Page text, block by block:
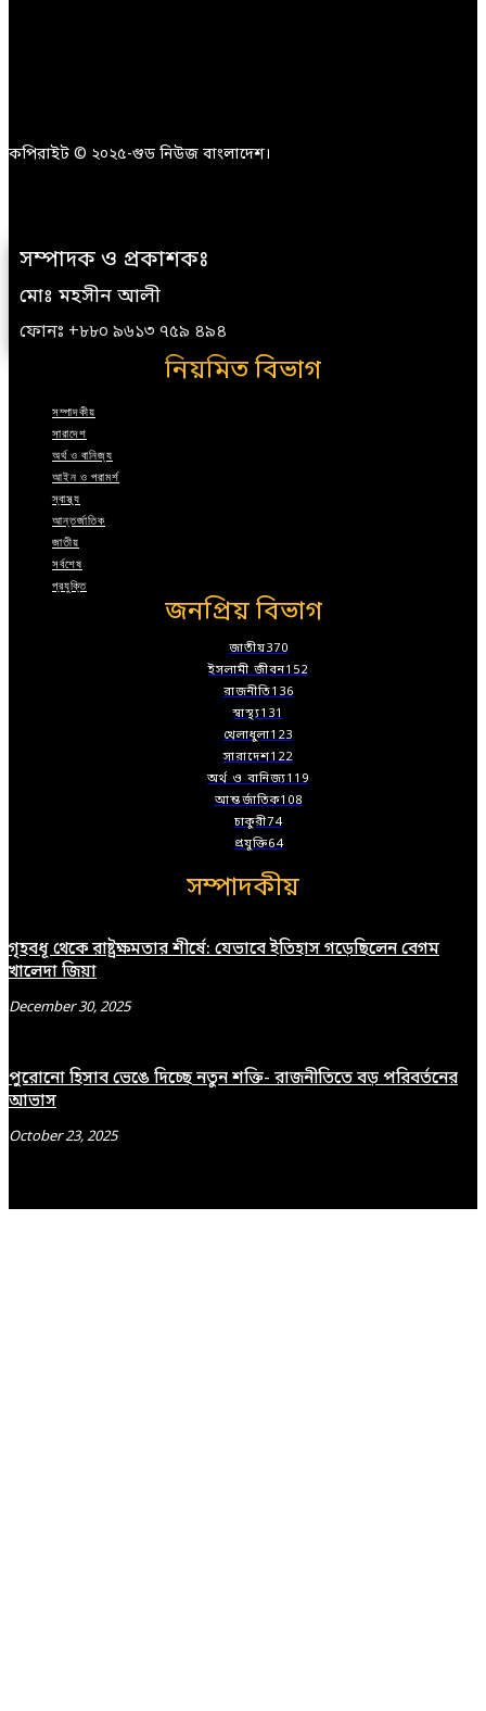
কপিরাইট © ২০২৫-গুড নিউজ বাংলাদেশ।
সম্পাদক ও প্রকাশকঃ
মোঃ মহসীন আলী
ফোনঃ +৮৮০ ৯৬১৩ ৭৫৯ ৪৯৪
নিয়মিত বিভাগ
সম্পাদকীয়
সারাদেশ
অর্থ ও বানিজ্য
আইন ও পরামর্শ
স্বাস্থ্য
আন্তর্জাতিক
জাতীয়
সর্বশেষ
প্রযুক্তি
জনপ্রিয় বিভাগ
জাতীয়370
ইসলামী জীবন152
রাজনীতি136
স্বাস্থ্য131
খেলাধুলা123
সারাদেশ122
অর্থ ও বানিজ্য119
আন্তর্জাতিক108
চাকুরী74
প্রযুক্তি64
সম্পাদকীয়
গৃহবধূ থেকে রাষ্ট্রক্ষমতার শীর্ষে: যেভাবে ইতিহাস গড়েছিলেন বেগম
খালেদা জিয়া
December 30, 2025
পুরোনো হিসাব ভেঙে দিচ্ছে নতুন শক্তি- রাজনীতিতে বড় পরিবর্তনের
আভাস
October 23, 2025